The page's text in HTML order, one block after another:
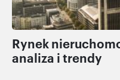
Rynek
analiza i trendy